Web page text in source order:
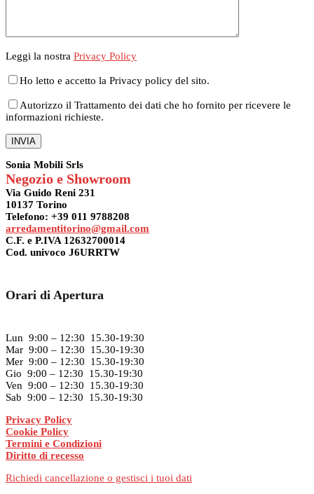
Leggi la nostra Privacy Policy
Ho letto e accetto la Privacy policy del sito.
Autorizzo il Trattamento dei dati che ho fornito per ricevere le
informazioni richieste.
Sonia Mobili Srls
Negozio e Showroom
Via Guido Reni 231
10137 Torino
Telefono: +39 011 9788208
arredamentitorino@gmail.com
C.F. e P.IVA 12632700014
Cod. univoco J6URRTW
Orari di Apertura
Lun 9:00 – 12:30 15.30-19:30
Mar 9:00 – 12:30 15.30-19:30
Mer 9:00 – 12:30 15.30-19:30
Gio 9:00 – 12:30 15.30-19:30
Ven 9:00 – 12:30 15.30-19:30
Sab 9:00 – 12:30 15.30-19:30
Privacy Policy
Cookie Policy
Termini e Condizioni
Diritto di recesso
Richiedi cancellazione o gestisci i tuoi dati